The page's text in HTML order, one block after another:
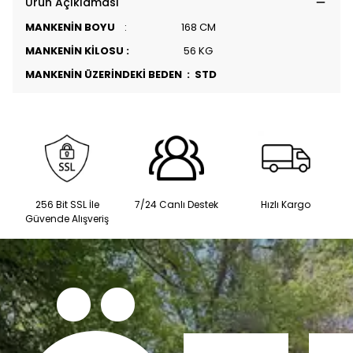
MANKENİN BOYU : 168 CM
MANKENİN KİLOSU : 56 KG
MANKENİN ÜZERİNDEKİ BEDEN : STD
256 Bit SSL İle
Güvende Alışveriş
7/24 Canlı Destek Hızlı Kargo